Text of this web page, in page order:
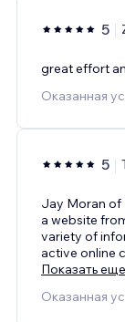
5
great effort
Оказанная
5
Jay Moran of
a website
variety of
active online
Показать еще
Оказанная